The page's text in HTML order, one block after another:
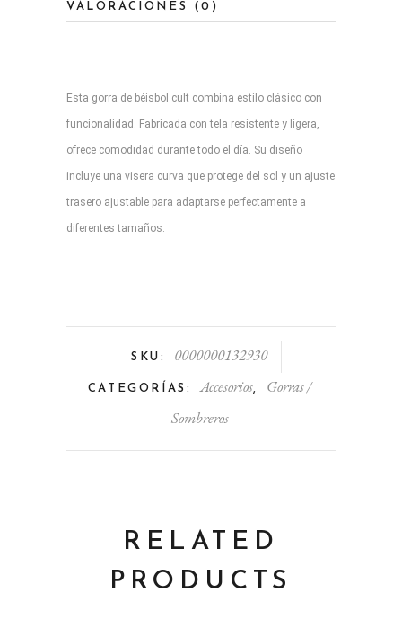
VALORACIONES (0)
Esta gorra de béisbol cult combina estilo clásico con
funcionalidad. Fabricada con tela resistente y ligera,
ofrece comodidad durante todo el día. Su diseño
incluye una visera curva que protege del sol y un ajuste
trasero ajustable para adaptarse perfectamente a
diferentes tamaños.
SKU: 0000000132930
CATEGORÍAS: Accesorios,
Gorras /
Sombreros
RELATED
PRODUCTS